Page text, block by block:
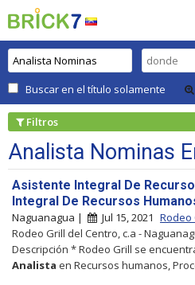
Buscar en el título solamente
Filtros
Analista Nominas
Asistente Integral De
Integral De Recursos
Naguanagua | Jul 15, 2021 Rodeo
Rodeo Grill del Centro, c.a -
Descripción * Rodeo Grill se
Analista en Recursos humanos,